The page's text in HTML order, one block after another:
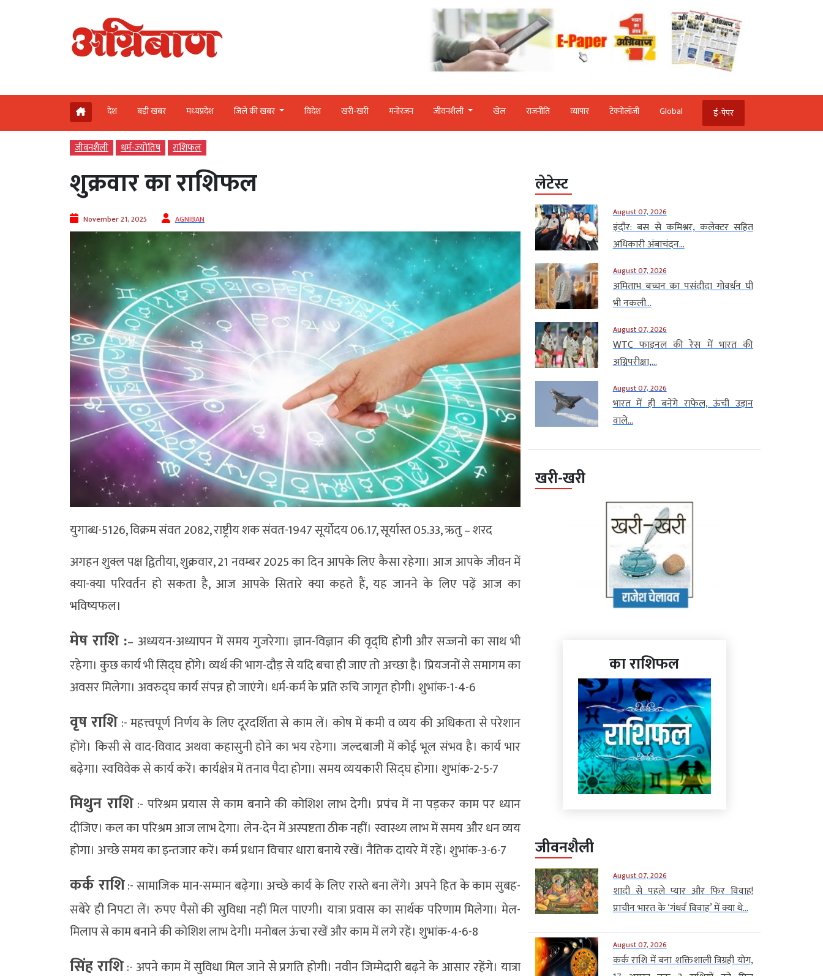
देश बड़ी खबर मध्‍यप्रदेश जिले की खबर विदेश खरी-खरी मनोरंजन जीवनशैली खेल राजनीति व्‍यापार टेक्‍नोलॉजी Global ई-पेपर
जीवनशैली धर्म-ज्‍योतिष राशिफल
शुक्रवार का राशिफल
November 21, 2025 AGNIBAN
युगाब्ध-5126, विक्रम संवत 2082, राष्ट्रीय शक संवत-1947 सूर्योदय 06.17, सूर्यास्त 05.33, ऋतु – शरद
अगहन शुक्ल पक्ष द्वितीया, शुक्रवार, 21 नवम्बर 2025 का दिन आपके लिए कैसा रहेगा। आज आपके जीवन में
क्या-क्या परिवर्तन हो सकता है, आज आपके सितारे क्या कहते हैं, यह जानने के लिए पढ़ें आज का
भविष्यफल।
मेष राशि :– अध्ययन-अध्यापन में समय गुजरेगा। ज्ञान-विज्ञान की वृद्घि होगी और सज्जनों का साथ भी
रहेगा। कुछ कार्य भी सिद्घ होंगे। व्यर्थ की भाग-दौड़ से यदि बचा ही जाए तो अच्छा है। प्रियजनों से समागम का
अवसर मिलेगा। अवरुद्घ कार्य संपन्न हो जाएंगे। धर्म-कर्म के प्रति रुचि जागृत होगी। शुभांक-1-4-6
वृष राशि :- महत्त्वपूर्ण निर्णय के लिए दूरदर्शिता से काम लें। कोष में कमी व व्यय की अधिकता से परेशान
होंगे। किसी से वाद-विवाद अथवा कहासुनी होने का भय रहेगा। जल्दबाजी में कोई भूल संभव है। कार्य भार
बढ़ेगा। स्वविवेक से कार्य करें। कार्यक्षेत्र में तनाव पैदा होगा। समय व्ययकारी सिद्घ होगा। शुभांक-2-5-7
मिथुन राशि:- परिश्रम प्रयास से काम बनाने की कोशिश लाभ देगी। प्रपंच में ना पड़कर काम पर ध्यान
दीजिए। कल का परिश्रम आज लाभ देगा। लेन-देन में अस्पष्टता ठीक नहीं। स्वास्थ्य लाभ में समय और धन व्यय
होगा। अच्छे समय का इन्तजार करें। कर्म प्रधान विचार धारा बनाये रखें। नैतिक दायरे में रहें। शुभांक-3-6-7
कर्क राशि:- सामाजिक मान-सम्मान बढ़ेगा। अच्छे कार्य के लिए रास्ते बना लेंगे। अपने हित के काम सुबह-
सबेरे ही निपटा लें। रुपए पैसों की सुविधा नहीं मिल पाएगी। यात्रा प्रवास का सार्थक परिणाम मिलेगा। मेल-
मिलाप से काम बनाने की कोशिश लाभ देगी। मनोबल ऊंचा रखें और काम में लगे रहें। शुभांक-4-6-8
सिंह राशि:- अपने काम में सुविधा मिल जाने से प्रगति होगी। नवीन जिम्मेदारी बढ़ने के आसार रहेंगे। यात्रा
लेटेस्ट
August 07, 2026
इंदौर: बस से कमिश्नर, कलेक्टर सहित
अधिकारी अंबाचंदन...
August 07, 2026
अमिताभ बच्चन का पसंदीदा गोवर्धन घी
भी नकली...
August 07, 2026
WTC फाइनल की रेस में भारत की
अग्निपरीक्षा,...
August 07, 2026
भारत में ही बनेंगे राफेल, ऊंची उड़ान
वाले...
खरी-खरी
का राशिफल
जीवनशैली
August 07, 2026
शादी से पहले प्यार और फिर विवाह!
प्राचीन भारत के ‘गंधर्व विवाह’ में क्या थे...
August 07, 2026
कर्क राशि में बना शक्तिशाली त्रिग्रही योग,